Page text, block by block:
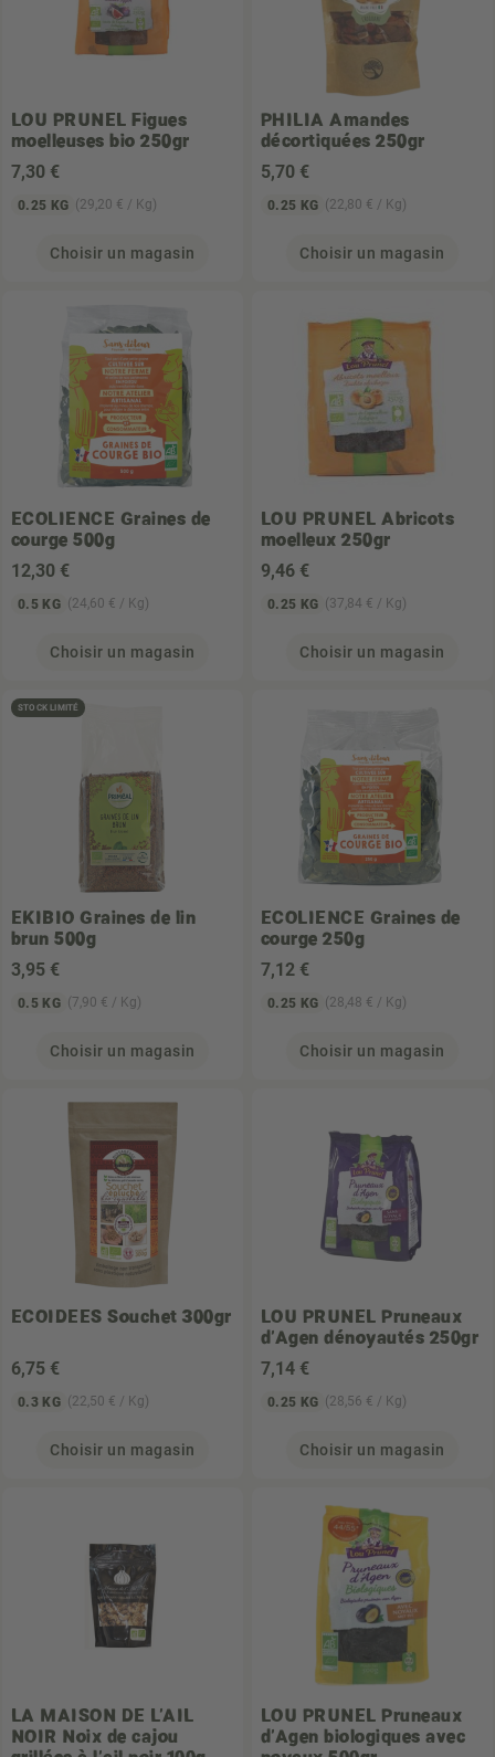
LOU PRUNEL Figues
moelleuses bio 250gr
7,30 €
0.25 KG (29,20 € / Kg)
Choisir un magasin
PHILIA Amandes
décortiquées 250gr
5,70 €
0.25 KG (22,80 € / Kg)
Choisir un magasin
ECOLIENCE Graines de
courge 500g
12,30 €
0.5 KG (24,60 € / Kg)
Choisir un magasin
LOU PRUNEL Abricots
moelleux 250gr
9,46 €
0.25 KG (37,84 € / Kg)
Choisir un magasin
STOCK LIMITÉ
EKIBIO Graines de lin
brun 500g
3,95 €
0.5 KG (7,90 € / Kg)
Choisir un magasin
ECOLIENCE Graines de
courge 250g
7,12 €
0.25 KG (28,48 € / Kg)
Choisir un magasin
ECOIDEES Souchet 300gr
6,75 €
0.3 KG (22,50 € / Kg)
Choisir un magasin
LOU PRUNEL Pruneaux
d'Agen dénoyautés 250gr
7,14 €
0.25 KG (28,56 € / Kg)
Choisir un magasin
LA MAISON DE L'AIL
NOIR Noix de cajou
LOU PRUNEL Pruneaux
d'Agen biologiques avec